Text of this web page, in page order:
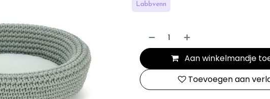
Labbvenn
Aan winkelmandje
Toevoegen aan